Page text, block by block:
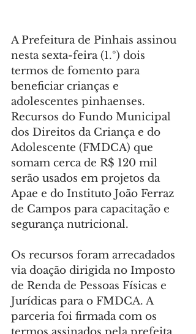
A Prefeitura de Pinhais assinou
nesta sexta-feira (1.º) dois
termos de fomento para
beneficiar crianças e
adolescentes pinhaenses.
Recursos do Fundo Municipal
dos Direitos da Criança e do
Adolescente (FMDCA) que
somam cerca de R$ 120 mil
serão usados em projetos da
Apae e do Instituto João Ferraz
de Campos para capacitação e
segurança nutricional.
Os recursos foram arrecadados
via doação dirigida no Imposto
de Renda de Pessoas Físicas e
Jurídicas para o FMDCA. A
parceria foi firmada com os